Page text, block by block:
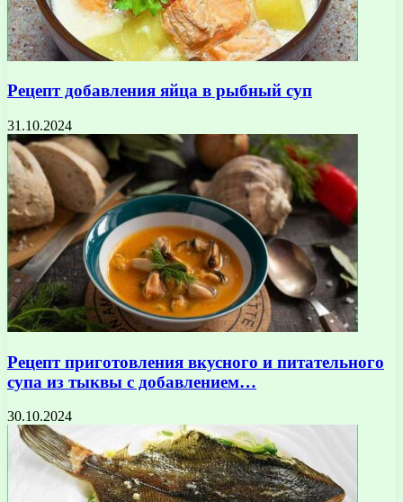
Рецепт добавления яйца в рыбный суп
31.10.2024
Рецепт приготовления вкусного и питательного
супа из тыквы с добавлением…
30.10.2024